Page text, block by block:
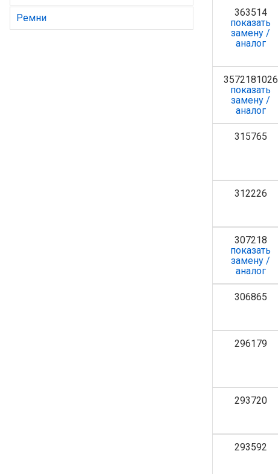
Ремни
363514
показать
замену /
аналог
3572181026
показать
замену /
аналог
315765
312226
307218
показать
замену /
аналог
306865
296179
293720
293592